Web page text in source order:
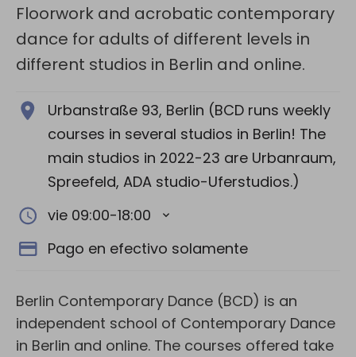
Floorwork and acrobatic contemporary
dance for adults of different levels in
different studios in Berlin and online.
Urbanstraße 93, Berlin (BCD runs weekly
courses in several studios in Berlin! The
main studios in 2022-23 are Urbanraum,
Spreefeld, ADA studio-Uferstudios.)
vie 09:00-18:00
Pago en efectivo solamente
Berlin Contemporary Dance (BCD) is an
independent school of Contemporary Dance
in Berlin and online. The courses offered take